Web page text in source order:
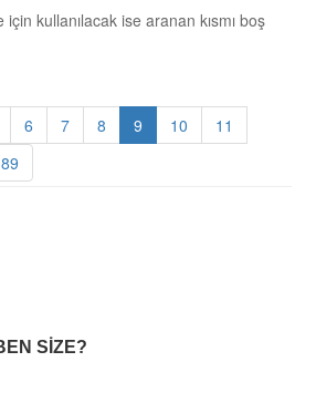
kullanılacak ise aranan kısmı boş
6 7 8 9 10
11
89
SİZE?